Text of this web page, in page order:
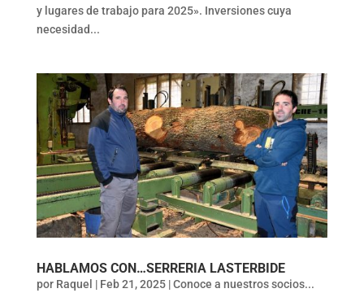
y lugares de trabajo para 2025». Inversiones cuya
necesidad...
HABLAMOS CON…SERRERIA LASTERBIDE
por Raquel | Feb 21, 2025|Conoce a nuestros socios...